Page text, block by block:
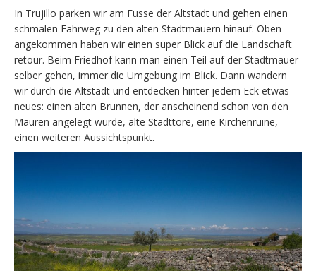
In Trujillo parken wir am Fusse der Altstadt und gehen einen
schmalen Fahrweg zu den alten Stadtmauern hinauf. Oben
angekommen haben wir einen super Blick auf die Landschaft
retour. Beim Friedhof kann man einen Teil auf der Stadtmauer
selber gehen, immer die Umgebung im Blick. Dann wandern
wir durch die Altstadt und entdecken hinter jedem Eck etwas
neues: einen alten Brunnen, der anscheinend schon von den
Mauren angelegt wurde, alte Stadttore, eine Kirchenruine,
einen weiteren Aussichtspunkt.